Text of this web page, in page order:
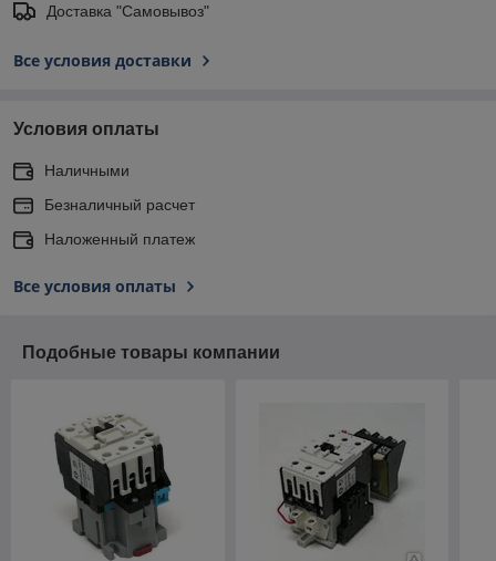
Доставка "Самовывоз"
Все условия доставки
Условия оплаты
Наличными
Безналичный расчет
Наложенный платеж
Все условия оплаты
Подобные товары компании